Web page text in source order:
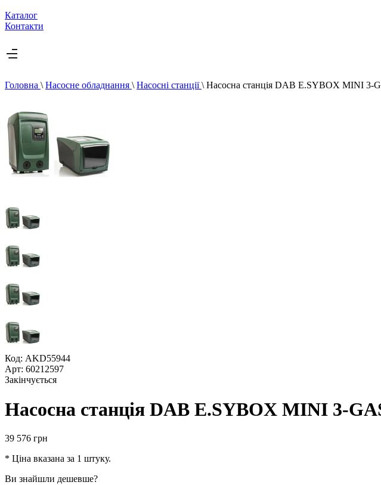
Каталог
Контакти
Головна \ Насосне обладнання \ Насосні станції\ Насосна станція DAB E.SYBOX MINI 3-
Код: AKD55944
Арт: 60212597
Закінчується
Насосна станція DAB E.SYBOX MINI 3-
39 576 грн
* Ціна вказана за 1 штуку.
Ви знайшли дешевше?